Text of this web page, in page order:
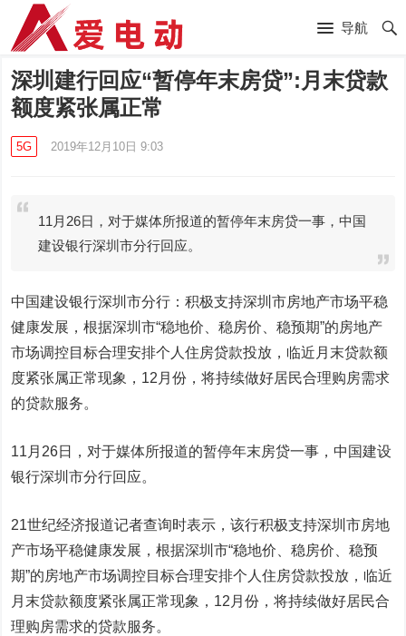
导航
深圳建行回应“暂停年末房贷”:月末贷款
额度紧张属正常
5G 2019年12月10日 9:03
11月26日，对于媒体所报道的暂停年末房贷一事，中国
建设银行深圳市分行回应。
中国建设银行深圳市分行：积极支持深圳市房地产市场平稳
健康发展，根据深圳市“稳地价、稳房价、稳预期”的房地产
市场调控目标合理安排个人住房贷款投放，临近月末贷款额
度紧张属正常现象，12月份，将持续做好居民合理购房需求
的贷款服务。
11月26日，对于媒体所报道的暂停年末房贷一事，中国建设
银行深圳市分行回应。
21世纪经济报道记者查询时表示，该行积极支持深圳市房地
产市场平稳健康发展，根据深圳市“稳地价、稳房价、稳预
期”的房地产市场调控目标合理安排个人住房贷款投放，临近
月末贷款额度紧张属正常现象，12月份，将持续做好居民合
理购房需求的贷款服务。